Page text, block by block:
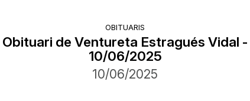
OBITUARIS
Obituari de Ventureta Estragués Vidal -
10/06/2025
10/06/2025